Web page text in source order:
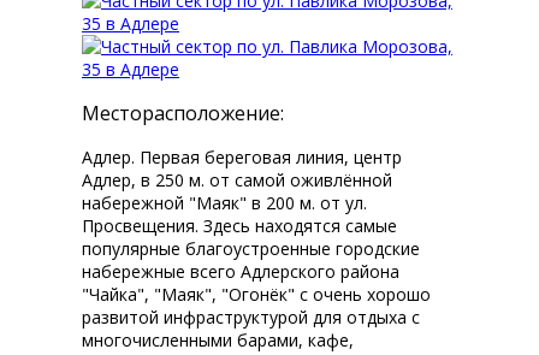
Месторасположение:
Адлер. Первая береговая линия, центр
Адлер, в 250 м. от самой оживлённой
набережной "Маяк" в 200 м. от ул.
Просвещения. Здесь находятся самые
популярные благоустроенные городские
набережные всего Адлерского района
"Чайка", "Маяк", "Огонёк" с очень хорошо
развитой инфраструктурой для отдыха с
многочисленными барами, кафе,